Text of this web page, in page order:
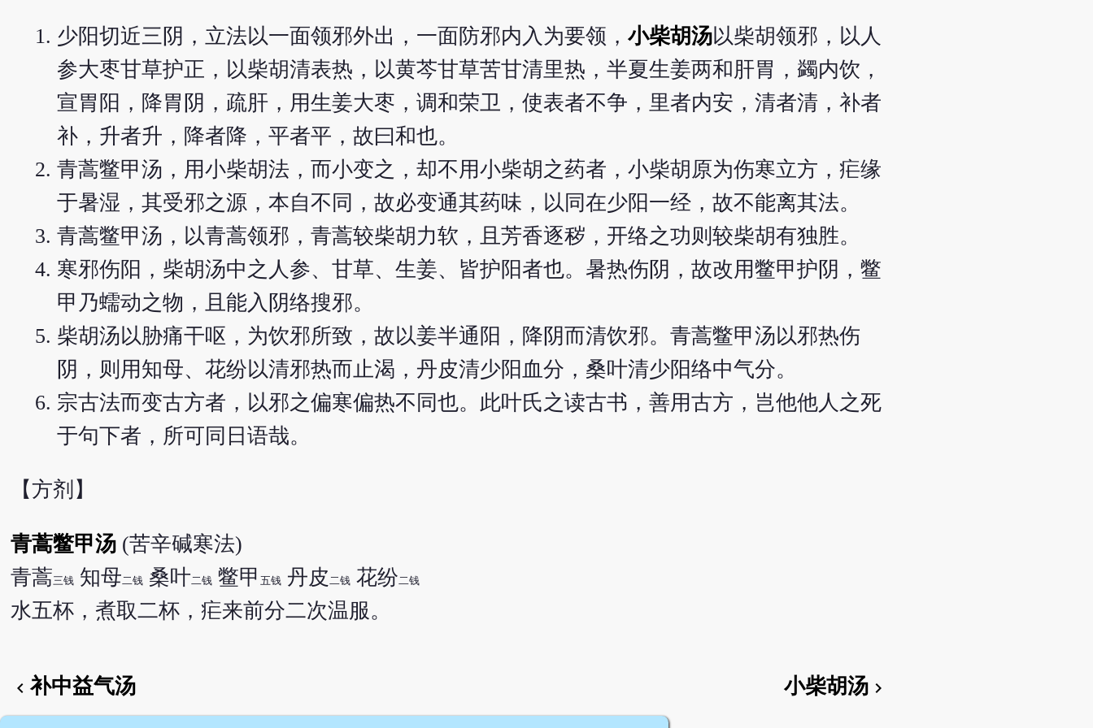
少阳切近三阴，立法以一面领邪外出，一面防邪内入为要领， 小柴胡汤以柴胡领邪，以人
参大枣甘草护正，以柴胡清表热，以黄芩甘草苦甘清里热，半夏生姜两和肝胃，蠲内饮，
宣胃阳，降胃阴，疏肝，用生姜大枣，调和荣卫，使表者不争，里者内安，清者清，补者
补，升者升，降者降，平者平，故曰和也。
青蒿鳖甲汤，用小柴胡法，而小变之，却不用小柴胡之药者，小柴胡原为伤寒立方，疟缘
于暑湿，其受邪之源，本自不同，故必变通其药味，以同在少阳一经，故不能离其法。
青蒿鳖甲汤，以青蒿领邪，青蒿较柴胡力软，且芳香逐秽，开络之功则较柴胡有独胜。
寒邪伤阳，柴胡汤中之人参、甘草、生姜、皆护阳者也。暑热伤阴，故改用鳖甲护阴，鳖
甲乃蠕动之物，且能入阴络搜邪。
柴胡汤以胁痛干呕，为饮邪所致，故以姜半通阳，降阴而清饮邪。青蒿鳖甲汤以邪热伤
阴，则用知母、花纷以清邪热而止渴，丹皮清少阳血分，桑叶清少阳络中气分。
宗古法而变古方者，以邪之偏寒偏热不同也。此叶氏之读古书，善用古方，岂他他人之死
于句下者，所可同日语哉。
【方剂】
青蒿鳖甲汤(苦辛碱寒法)
青蒿三钱知母二钱桑叶二钱鳖甲 五钱丹皮二钱花纷二钱
水五杯，煮取二杯，疟来前分二次温服。
chevron_left 补中益气汤 小柴胡汤chevron_right